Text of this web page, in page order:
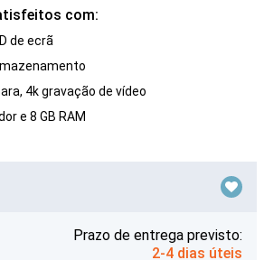
com:
de ecrã
4k gravação de vídeo
e 8 GB RAM
Prazo de entrega previsto:
2-4 dias úteis